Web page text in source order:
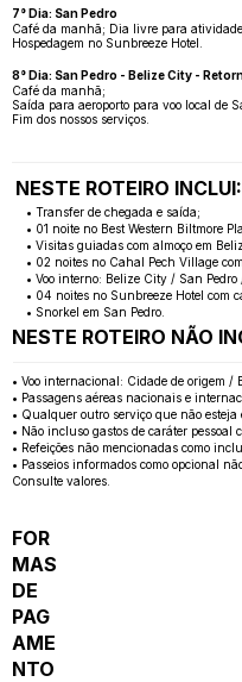
NESTE ROTEIRO INCLUI:
• Transfer de chegada e saída;
• 01 noite no Best Western Biltmore
• Visitas guiadas com almoço em
• 02 noites no Cahal Pech Village
• Voo interno: Belize City / San
• 04 noites no Sunbreeze Hotel com
• Snorkel em San Pedro.
NESTE ROTEIRO NÃO
• Voo internacional: Cidade de origem /
• Passagens aéreas nacionais e
• Qualquer outro serviço que não esteja
• Não incluso gastos de caráter pessoal
• Refeições não mencionadas como
• Passeios informados como opcional
Consulte valores.
7° Dia: San Pedro
Café da manhã; Dia livre para
Hospedagem no Sunbreeze Hotel.
8° Dia: San Pedro - Belize City -
Café da manhã;
Saída para aeroporto para voo local de
Fim dos nossos serviços.
FOR
MAS
DE
PAG
AME
NTO